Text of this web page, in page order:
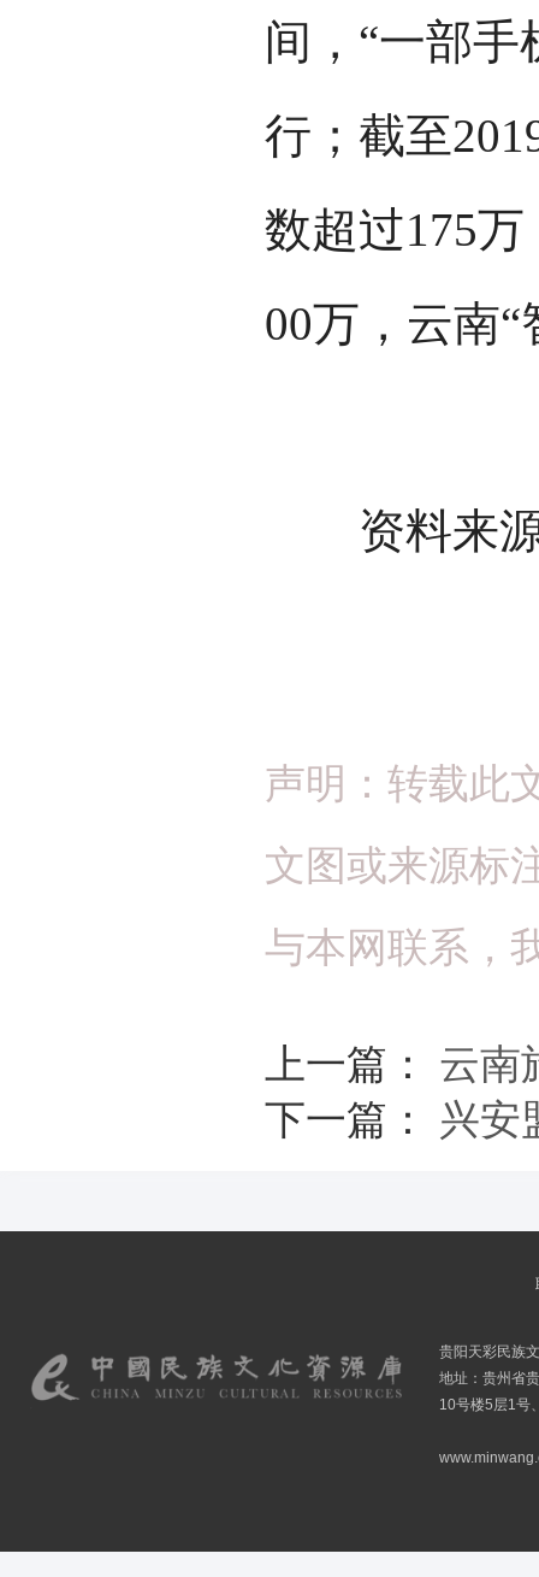
间，“一部
行；截至
数超过175
00万，云南
资料来源
声明：转载此
文图或来源标
与本网联系，
上一篇： 云南
下一篇： 兴安
贵阳天彩民族
地址：贵州省
10号楼5层1号